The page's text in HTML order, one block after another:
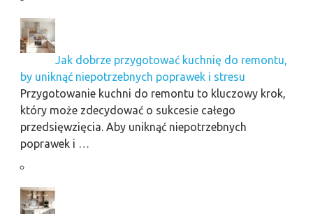
Jak dobrze przygotować kuchnię do remontu,
by uniknąć niepotrzebnych poprawek i stresu
Przygotowanie kuchni do remontu to kluczowy krok,
który może zdecydować o sukcesie całego
przedsięwzięcia. Aby uniknąć niepotrzebnych
poprawek i …